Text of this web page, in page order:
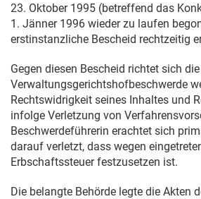
23. Oktober 1995 (betreffend das
1. Jänner 1996 wieder zu laufen
erstinstanzliche Bescheid rechtzeitig
Gegen diesen Bescheid richtet sich
Verwaltungsgerichtshofbeschwerde
Rechtswidrigkeit seines Inhaltes und
infolge Verletzung von
Beschwerdeführerin erachtet sich
darauf verletzt, dass wegen
Erbschaftssteuer festzusetzen ist.
Die belangte Behörde legte die Akten